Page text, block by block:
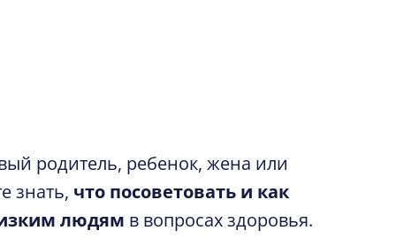
родитель, ребенок, жена или
знать, что посоветовать и как
людям в вопросах здоровья.